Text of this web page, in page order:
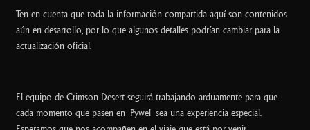
Ten en cuenta que toda la información compartida aquí son contenidos
aún en desarrollo, por lo que algunos detalles podrían cambiar para la
actualización oficial.
El equipo de Crimson Desert seguirá trabajando arduamente para que
cada momento que pasen en Pywel sea una experiencia especial.